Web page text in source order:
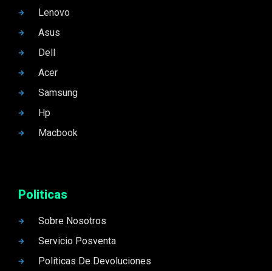
Lenovo
Asus
Dell
Acer
Samsung
Hp
Macbook
Politicas
Sobre Nosotros
Servicio Posventa
Políticas De Devoluciones